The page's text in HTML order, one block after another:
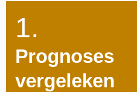
1.
Prognoses
vergeleken